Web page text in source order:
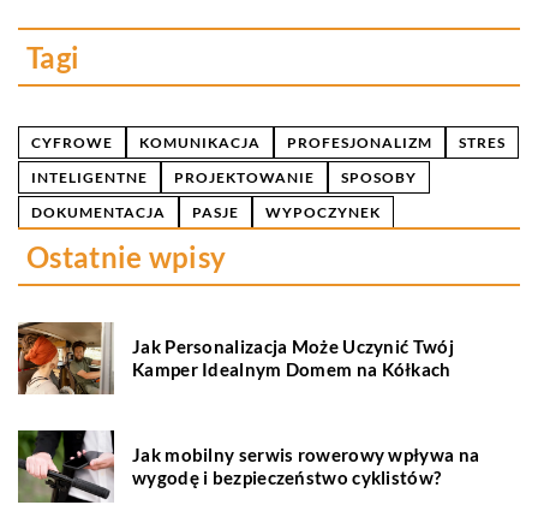
Tagi
CYFROWE KOMUNIKACJA PROFESJONALIZM
STRES
INTELIGENTNE
PROJEKTOWANIE
SPOSOBY
DOKUMENTACJA
PASJE WYPOCZYNEK
Ostatnie wpisy
Jak Personalizacja Może Uczynić Twój
Kamper Idealnym Domem na Kółkach
Jak mobilny serwis rowerowy wpływa na
wygodę i bezpieczeństwo cyklistów?